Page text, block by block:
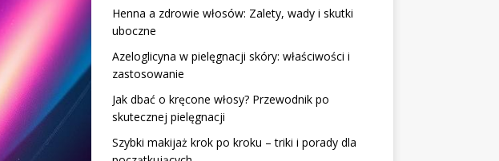
Henna a zdrowie włosów: Zalety, wady i skutki
uboczne
Azeloglicyna w pielęgnacji skóry: właściwości i
zastosowanie
Jak dbać o kręcone włosy? Przewodnik po
skutecznej pielęgnacji
Szybki makijaż krok po kroku – triki i porady dla